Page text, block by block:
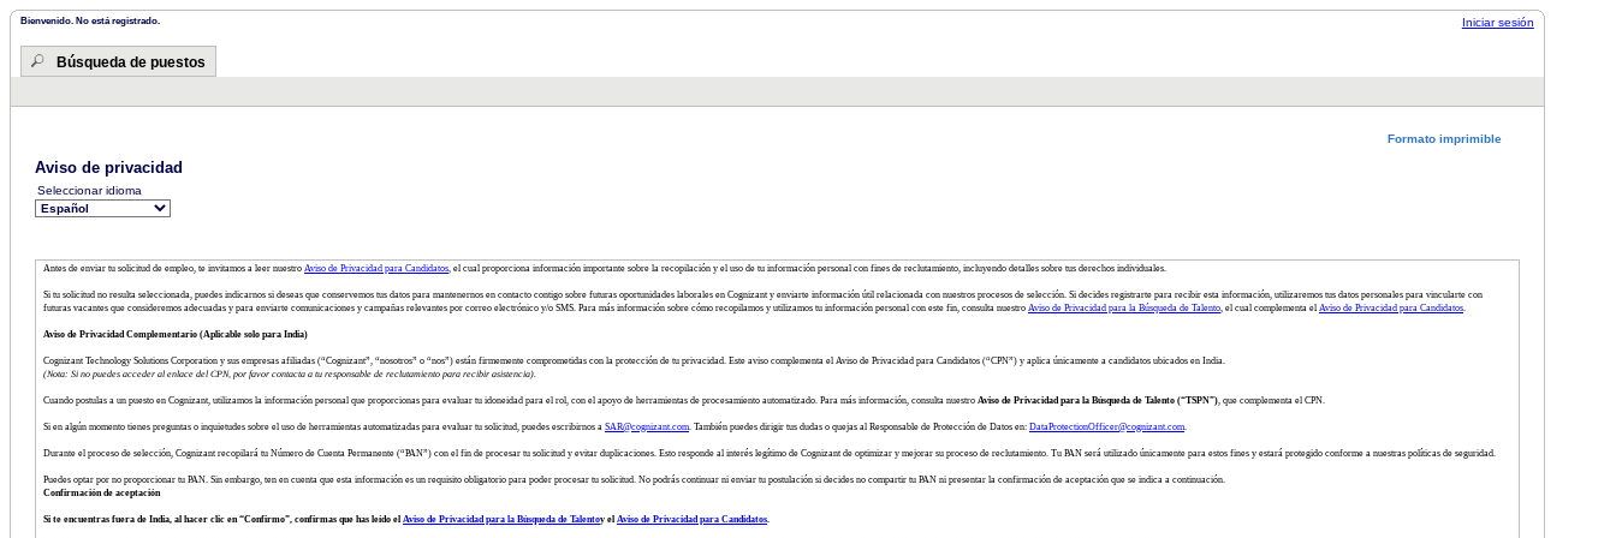
Bienvenido. No está registrado. Iniciar sesión
Búsqueda de puestos
Formato imprimible
Aviso de privacidad
Seleccionar idioma
Antes de enviar tu solicitud de empleo, te invitamos a leer nuestro Aviso de Privacidad para Candidatos, el cual proporciona información importante sobre la recopilación y el uso de tu información personal con fines de reclutamiento, incluyendo detalles sobre tus derechos individuales.
Si tu solicitud no resulta seleccionada, puedes indicarnos si deseas que conservemos tus datos para mantenernos en contacto contigo sobre futuras oportunidades laborales en Cognizant y enviarte información útil relacionada con nuestros procesos de selección. Si decides registrarte para recibir esta información, utilizaremos tus datos personales para vincularte con
futuras vacantes que consideremos adecuadas y para enviarte comunicaciones y campañas relevantes por correo electrónico y/o SMS. Para más información sobre cómo recopilamos y utilizamos tu información personal con este fin, consulta nuestro Aviso de Privacidad para la Búsqueda de Talento, el cual complementa el Aviso de Privacidad para Candidatos.
Aviso de Privacidad Complementario (Aplicable solo para India)
Cognizant Technology Solutions Corporation y sus empresas afiliadas (“Cognizant”, “nosotros” o “nos”) están firmemente comprometidas con la protección de tu privacidad. Este aviso complementa el Aviso de Privacidad para Candidatos (“CPN”) y aplica únicamente a candidatos ubicados en India.
(Nota: Si no puedes acceder al enlace del CPN, por favor contacta a tu responsable de reclutamiento para recibir asistencia).
Cuando postulas a un puesto en Cognizant, utilizamos la información personal que proporcionas para evaluar tu idoneidad para el rol, con el apoyo de herramientas de procesamiento automatizado. Para más información, consulta nuestro Aviso de Privacidad para la Búsqueda de Talento (“TSPN”), que complementa el CPN.
Si en algún momento tienes preguntas o inquietudes sobre el uso de herramientas automatizadas para evaluar tu solicitud, puedes escribirnos a SAR@cognizant.com. También puedes dirigir tus dudas o quejas al Responsable de Protección de Datos en: DataProtectionOfficer@cognizant.com.
Durante el proceso de selección, Cognizant recopilará tu Número de Cuenta Permanente (“PAN”) con el fin de procesar tu solicitud y evitar duplicaciones. Esto responde al interés legítimo de Cognizant de optimizar y mejorar su proceso de reclutamiento. Tu PAN será utilizado únicamente para estos fines y estará protegido conforme a nuestras políticas de seguridad.
Puedes optar por no proporcionar tu PAN. Sin embargo, ten en cuenta que esta información es un requisito obligatorio para poder procesar tu solicitud. No podrás continuar ni enviar tu postulación si decides no compartir tu PAN ni presentar la confirmación de aceptación que se indica a continuación.
Confirmación de aceptación
Si te encuentras fuera de India, al hacer clic en “Confirmo”, confirmas que has leído el Aviso de Privacidad para la Búsqueda de Talentoy el Aviso de Privacidad para Candidatos.